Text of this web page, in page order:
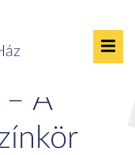
Ketten
– A